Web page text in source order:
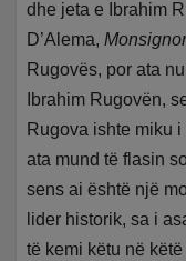
dhe jeta e Ibrahim
D’Alema,
Rugovës, por ata
Ibrahim Rugovën,
Rugova ishte miku
ata mund të flasin
sens ai është një
lider historik, sa i
të kemi këtu në